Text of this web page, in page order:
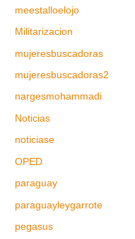
meestalloelojo
Militarizacion
mujeresbuscadoras
mujeresbuscadoras2
nargesmohammadi
Noticias
noticiase
OPED
paraguay
paraguayleygarrote
pegasus